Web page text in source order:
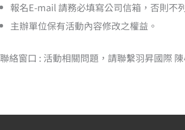
報名E-mail 請務必填寫公司信箱，否則不
主辦單位保有活動內容修改之權益。
聯絡窗口 : 活動相關問題，請聯繫羽昇國際